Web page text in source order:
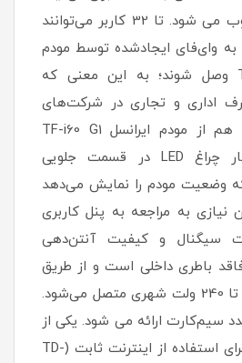
نقطه ضعف محسوب می شود. تا 32 کاربر می‌توانند
وای‌فای ایجادشده توسط مودم
ایرانسل TF-i60 G1 وصل شوند؛ به این معنی که
اداری و تجاری در شرکت‌های
کوچک تا متوسط هم از مودم ایرانسل TF-i60 G1
استفاده کرد. چهار چراغ LED در قسمت جلویی
که وضعیت مودم را نمایش می‌دهد
نیازی به مراجعه به پنل کاربری
سیگنال و کیفیت آنتن‌دهی
باطری داخلی است و از طریق
آداپتور به برق 100 تا 240 ولت شهری متصل می‌شود.
با مودم، 2 عدد سیم‌کارت ارائه می شود. یکی از
این سیم‌کارت‌ها برای استفاده از اینترنت ثابت (TD-